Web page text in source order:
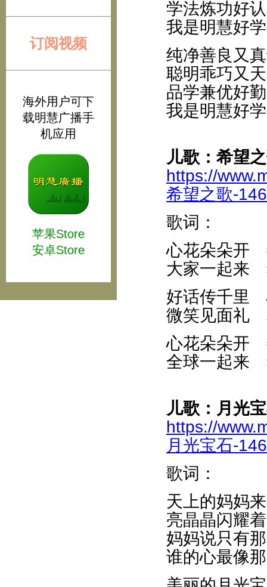
订阅视频
海外用户可下
载明慧广播手
机应用
苹果Store
安卓Store
学法炼功好
我是明慧好
纯净善良又
聪明乖巧又
品学兼优好
我是明慧好
儿歌：希望
https://
希望之歌-
歌词：
心花朵朵开
大家一起来
好话传千里
微笑见面礼
心花朵朵开
全球一起来
儿歌：月光
https://
月光宝石-
歌词：
天上的妈妈
亮晶晶闪耀
妈妈说只有
谁的心最像